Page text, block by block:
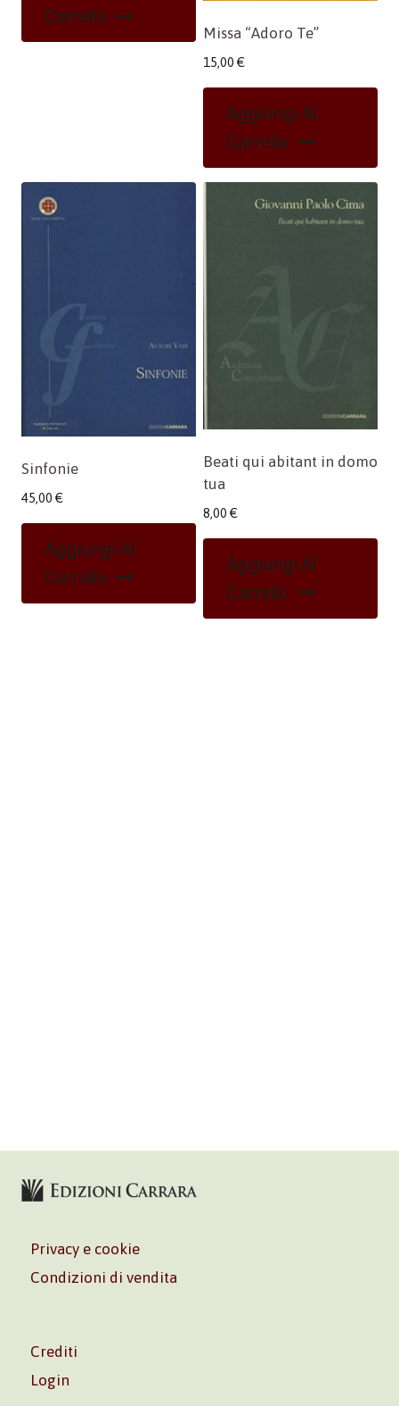
Carrello
Missa “Adoro Te”
15,00 €
Aggiungi Al
Carrello
Sinfonie
45,00 €
Aggiungi Al
Carrello
Beati qui abitant in domo
tua
8,00 €
Aggiungi Al
Carrello
Privacy e cookie
Condizioni di vendita
Crediti
Login